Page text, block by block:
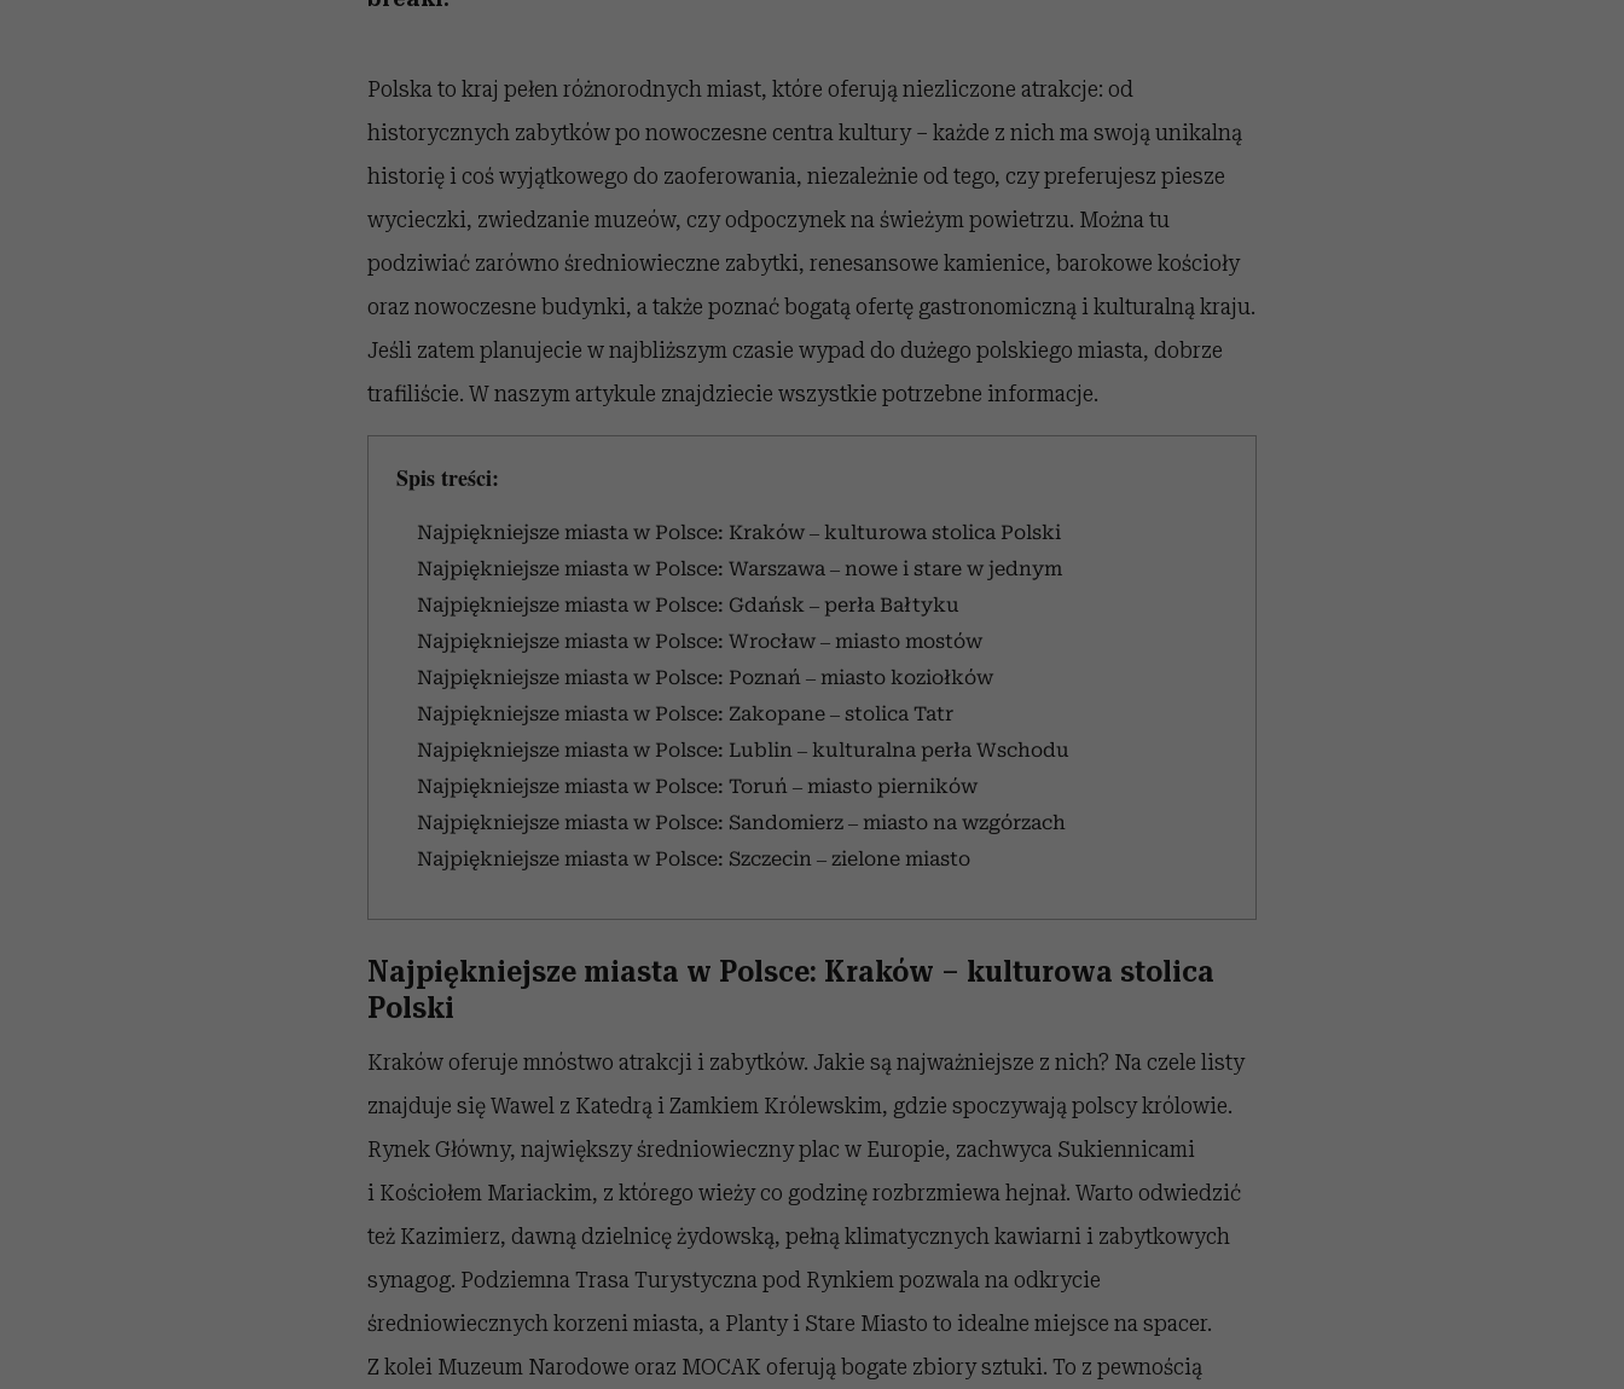
Polska to kraj pełen różnorodnych miast, które oferują niezliczone atrakcje: od
historycznych zabytków po nowoczesne centra kultury – każde z nich ma swoją unikalną
historię i coś wyjątkowego do zaoferowania, niezależnie od tego, czy preferujesz piesze
wycieczki, zwiedzanie muzeów, czy odpoczynek na świeżym powietrzu. Można tu
podziwiać zarówno średniowieczne zabytki, renesansowe kamienice, barokowe kościoły
oraz nowoczesne budynki, a także poznać bogatą ofertę gastronomiczną i kulturalną kraju.
Jeśli zatem planujecie w najbliższym czasie wypad do dużego polskiego miasta, dobrze
trafiliście. W naszym artykule znajdziecie wszystkie potrzebne informacje.
Spis treści:
Najpiękniejsze miasta w Polsce: Kraków –kulturowa stolica Polski
Najpiękniejsze miasta w Polsce: Warszawa – nowe i starew jednym
Najpiękniejsze miasta w Polsce: Gdańsk –perła Bałtyku
Najpiękniejsze miasta w Polsce: Wrocław –miasto mostów
Najpiękniejsze miasta w Polsce: Poznań – miasto koziołków
Najpiękniejsze miasta w Polsce: Zakopane – stolica Tatr
Najpiękniejsze miasta w Polsce: Lublin –kulturalna perła Wschodu
Najpiękniejsze miasta w Polsce: Toruń – miasto pierników
Najpiękniejsze miasta w Polsce: Sandomierz – miasto na wzgórzach
Najpiękniejsze miasta w Polsce: Szczecin – zielone miasto
Najpiękniejsze miasta w Polsce: Kraków – kulturowa stolica
Polski
Kraków oferuje mnóstwo atrakcji i zabytków. Jakie są najważniejsze z nich? Na czele listy
znajduje się Wawel z Katedrą i Zamkiem Królewskim, gdzie spoczywają polscy królowie.
Rynek Główny, największy średniowieczny plac w Europie, zachwyca Sukiennicami
i Kościołem Mariackim, z którego wieży co godzinę rozbrzmiewa hejnał. Warto odwiedzić
też Kazimierz, dawną dzielnicę żydowską, pełną klimatycznych kawiarni i zabytkowych
synagog. Podziemna Trasa Turystyczna pod Rynkiem pozwala na odkrycie
średniowiecznych korzeni miasta, a Planty i Stare Miasto to idealne miejsce na spacer.
Z kolei Muzeum Narodowe oraz MOCAK oferują bogate zbiory sztuki. To z pewnością